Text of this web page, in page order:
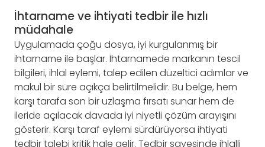
İhtarname ve ihtiyati tedbir ile hızlı
müdahale
Uygulamada çoğu dosya, iyi kurgulanmış bir
ihtarname ile başlar. İhtarnamede markanın tescil
bilgileri, ihlal eylemi, talep edilen düzeltici adımlar ve
makul bir süre açıkça belirtilmelidir. Bu belge, hem
karşı tarafa son bir uzlaşma fırsatı sunar hem de
ileride açılacak davada iyi niyetli çözüm arayışını
gösterir. Karşı taraf eylemi sürdürüyorsa ihtiyati
tedbir talebi kritik hale gelir. Tedbir sayesinde ihlalli